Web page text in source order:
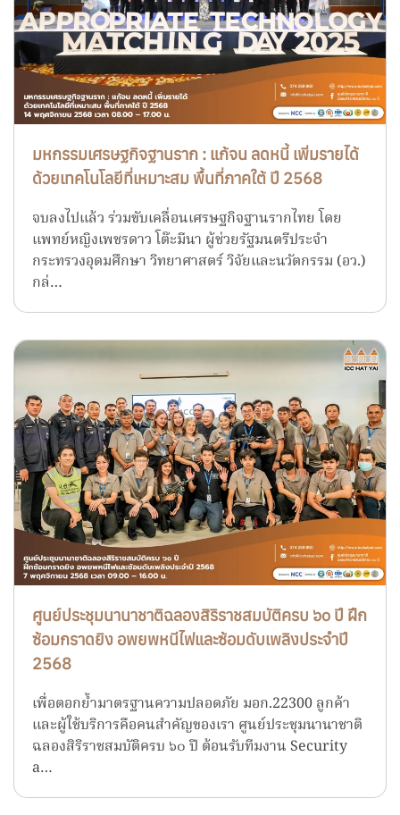
มหกรรมเศรษฐกิจฐานราก : แก้จน ลดหนี้ เพิ่มรายได้
ด้วยเทคโนโลยีที่เหมาะสม พื้นที่ภาคใต้ ปี 2568
จบลงไปแล้ว ร่วมขับเคลื่อนเศรษฐกิจฐานรากไทย โดย
แพทย์หญิงเพชรดาว โต๊ะมีนา ผู้ช่วยรัฐมนตรีประจำ
กระทรวงอุดมศึกษา วิทยาศาสตร์ วิจัยและนวัตกรรม (อว.)
กล่…
ศูนย์ประชุมนานาชาติฉลองสิริราชสมบัติครบ ๖๐ ปี ฝึก
ซ้อมกราดยิง อพยพหนีไฟและซ้อมดับเพลิงประจำปี
2568
เพื่อตอกย้ำมาตรฐานความปลอดภัย มอก.22300 ลูกค้า
และผู้ใช้บริการคือคนสำคัญของเรา ศูนย์ประชุมนานาชาติ
ฉลองสิริราชสมบัติครบ ๖๐ ปี ต้อนรับทีมงาน Security
a…